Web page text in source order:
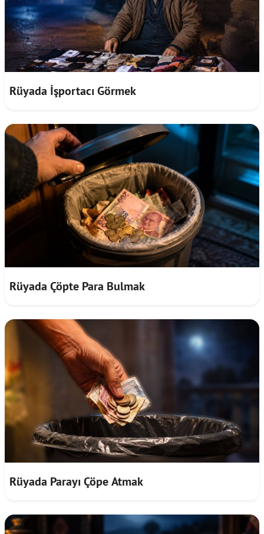
Rüyada İşportacı Görmek
Rüyada Çöpte Para Bulmak
Rüyada Parayı Çöpe Atmak